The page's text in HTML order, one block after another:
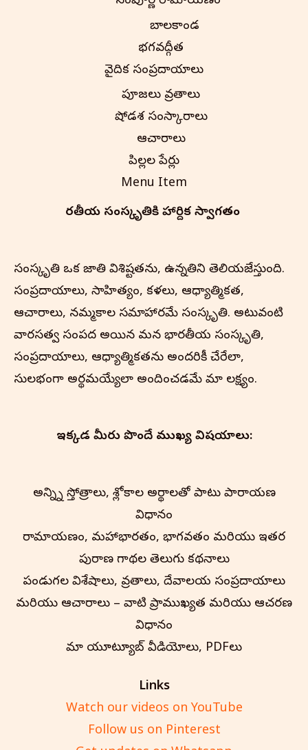
బాలకాండ
భగవద్గీత
వైదిక సంప్రదాయాలు
పూజలు వ్రతాలు
షోడశ సంస్కారాలు
ఆచారాలు
పిల్లల పేర్లు
Menu Item
భారతీయ సంస్కృతి‌కి హార్దిక స్వాగతం
సంస్కృతి ఒక జాతి విశిష్టతను, ఉన్నతిని తెలియజేస్తుంది.
సంప్రదాయాలు, సాహిత్యం, కళలు, ఆధ్యాత్మికత,
ఆచారాలు, నమ్మకాల సమాహారమే సంస్కృతి. అటువంటి
వారసత్వ సంపద అయిన మన భారతీయ సంస్కృతి,
సంప్రదాయాలు, ఆధ్యాత్మికతను అందరికీ చేరేలా,
సులభంగా అర్థమయ్యేలా అందించడమే మా లక్ష్యం.
ఇక్కడ మీరు పొందే ముఖ్య విషయాలు:
అన్న్ని స్తోత్రాలు, శ్లోకాల అర్థాలతో పాటు పారాయణ
విధానం
రామాయణం, మహాభారతం, భాగవతం మరియు ఇతర
పురాణ గాథల తెలుగు కథనాలు
పండుగల విశేషాలు, వ్రతాలు, దేవాలయ సంప్రదాయాలు
మరియు ఆచారాలు – వాటి ప్రాముఖ్యత మరియు ఆచరణ
విధానం
మా యూట్యూబ్ వీడియోలు, PDFలు
Links
Watch our videos on YouTube
Follow us on Pinterest